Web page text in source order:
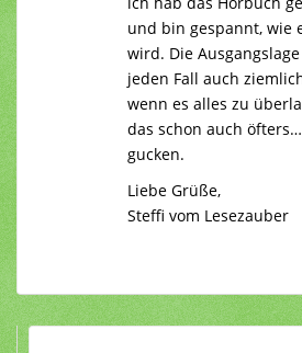
und bin gespannt, wie
wird. Die
jeden Fall auch
wenn es alles zu
das schon auch
gucken.
Liebe Grüße,
Steffi vom Lesezauber